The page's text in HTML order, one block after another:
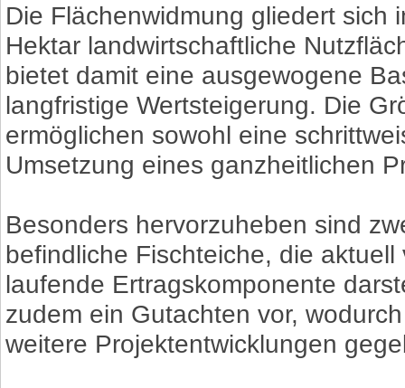
Die Flächenwidmung gliedert
Hektar landwirtschaftliche
bietet damit eine ausgewogene
langfristige Wertsteigerung. Die
ermöglichen sowohl eine
Umsetzung eines ganzheitlichen
Besonders hervorzuheben sind
befindliche Fischteiche, die
laufende Ertragskomponente
zudem ein Gutachten vor,
weitere Projektentwicklungen